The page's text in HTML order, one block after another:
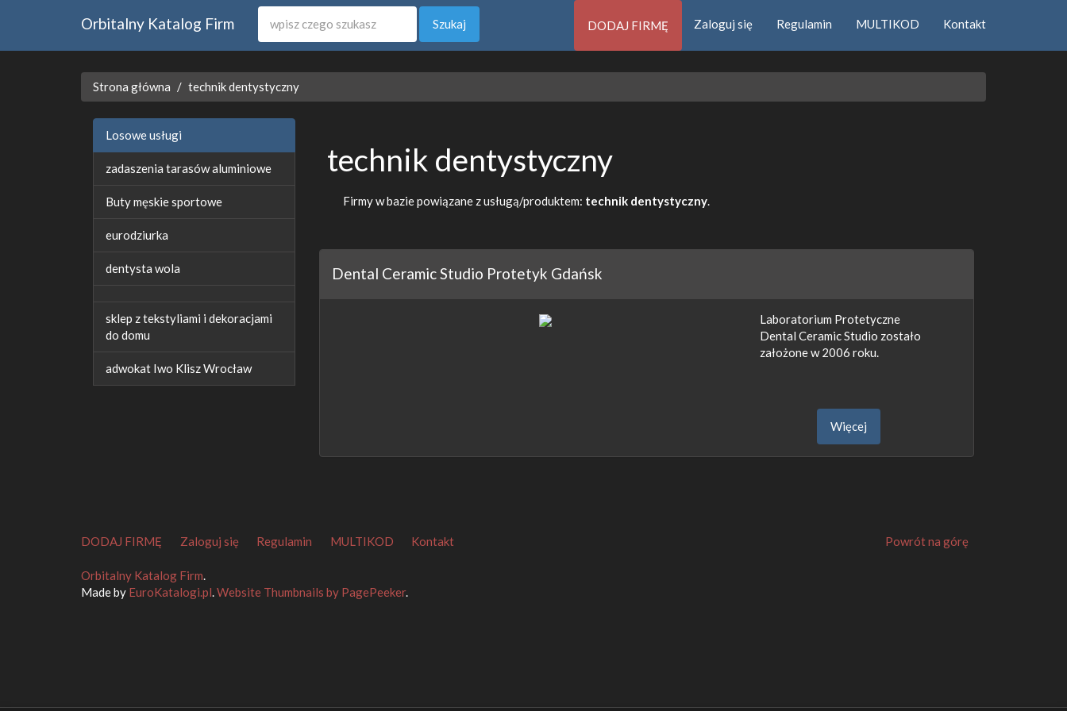
Orbitalny Katalog Firm Szukaj DODAJ FIRMĘ Zaloguj się Regulamin MULTIKOD Kontakt
Strona główna technik dentystyczny
Losowe usługi
zadaszenia tarasów aluminiowe
Buty męskie sportowe
eurodziurka
dentysta wola
sklep z tekstyliami i dekoracjami
do domu
adwokat Iwo Klisz Wrocław
technik dentystyczny
Firmy w bazie powiązane z usługą/produktem: technik dentystyczny
Dental Ceramic Studio Protetyk Gdańsk
Laboratorium Protetyczne
Dental Ceramic Studio zostało
założone w 2006 roku.
Więcej
Powrót na górę
DODAJ FIRMĘ Zaloguj się Regulamin MULTIKOD Kontakt
Orbitalny Katalog Firm.
Made by EuroKatalogi.pl.Website Thumbnails by PagePeeker.